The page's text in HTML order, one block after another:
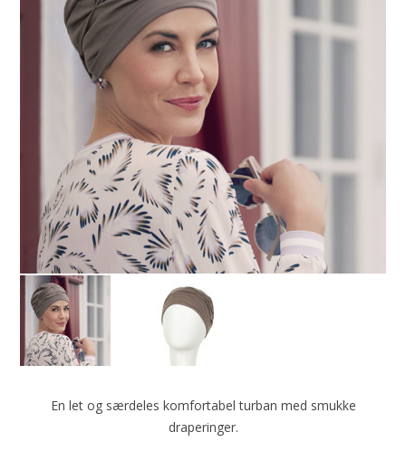
En let og særdeles komfortabel turban med smukke
draperinger.